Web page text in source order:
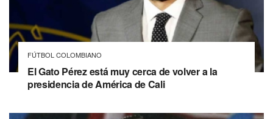
FÚTBOL COLOMBIANO
El Gato Pérez está muy cerca de volver a la
presidencia de América de Cali